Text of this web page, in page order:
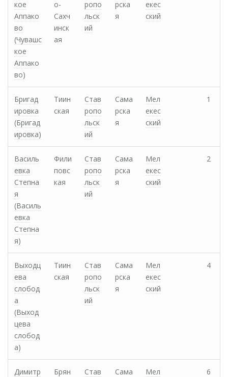
кое
Аппако
во
(Чувашс
кое
Аппако
во)
о-
Сахч
инск
ая
ропо
льск
ий
рска
я
екес
ский
Бригад
ировка
(Бригад
ировка)
Тиин
ская
Став
ропо
льск
ий
Сама
рска
я
Мел
екес
ский
1
Василь
евка
Степна
я
(Василь
евка
Степна
я)
Фили
повс
кая
Став
ропо
льск
ий
Сама
рска
я
Мел
екес
ский
2
Выходц
ева
слобод
а
(Выход
цева
слобод
а)
Тиин
ская
Став
ропо
льск
ий
Сама
рска
я
Мел
екес
ский
4
Димитр
Брян
Став
Сама
Мел
6